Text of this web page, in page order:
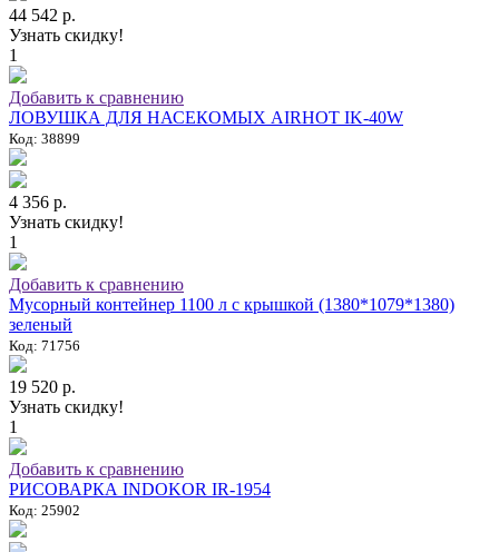
44 542 р.
Узнать скидку!
1
Добавить к сравнению
ЛОВУШКА ДЛЯ НАСЕКОМЫХ AIRHOT IK-40W
Код: 38899
4 356 р.
Узнать скидку!
1
Добавить к сравнению
Мусорный контейнер 1100 л с крышкой (1380*1079*1380)
зеленый
Код: 71756
19 520 р.
Узнать скидку!
1
Добавить к сравнению
РИСОВАРКА INDOKOR IR-1954
Код: 25902